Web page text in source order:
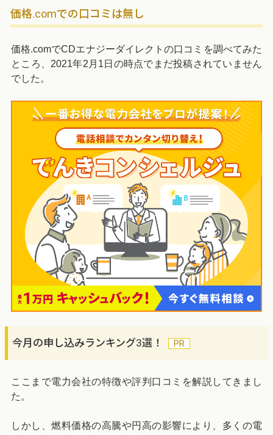
価格.comでの口コミは無し
価格.comでCDエナジーダイレクトの口コミを調べてみた
ところ、2021年2月1日の時点でまだ投稿されていません
でした。
今月の申し込みランキング3選！
ここまで電力会社の特徴や評判口コミを解説してきまし
た。
しかし、燃料価格の高騰や円高の影響により、多くの電